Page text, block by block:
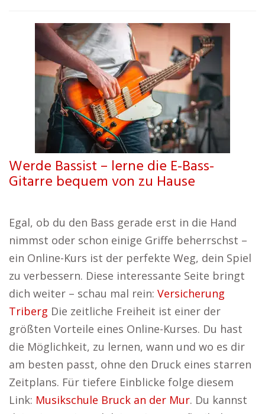
Werde Bassist – lerne die E-Bass-
Gitarre bequem von zu Hause
Egal, ob du den Bass gerade erst in die Hand
nimmst oder schon einige Griffe beherrschst –
ein Online-Kurs ist der perfekte Weg, dein Spiel
zu verbessern. Diese interessante Seite bringt
dich weiter – schau mal rein: Versicherung
Triberg Die zeitliche Freiheit ist einer der
größten Vorteile eines Online-Kurses. Du hast
die Möglichkeit, zu lernen, wann und wo es dir
am besten passt, ohne den Druck eines starren
Zeitplans. Für tiefere Einblicke folge diesem
Link: Musikschule Bruck an der Mur. Du kannst